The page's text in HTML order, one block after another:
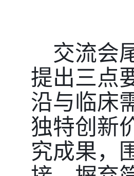
交流会
提出三点
沿与临床
独特创新
究成果，